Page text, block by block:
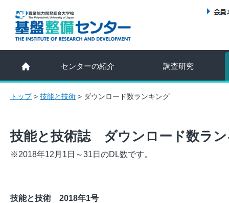
センターの紹介 調査研究
トップ> 技能と技術 > ダウンロード数ランキング
技能と技術誌 ダウンロード数ラ
※2018年12月1日～31日のDL数です。
技能と技術 2018年1号